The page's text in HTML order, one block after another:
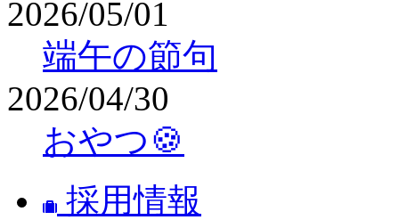
2026/05/01
端午の節句
2026/04/30
おやつ🍪
採用情報